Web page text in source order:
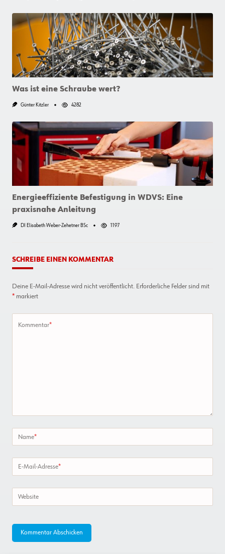
Schwerlastankern
Zu
Beachten
Ist
Was ist eine Schraube wert?
Günter Kitzler 4282
Energieeffiziente Befestigung in WDVS: Eine
praxisnahe Anleitung
DI Elisabeth Weber-Zehetner BSc 1197
SCHREIBE EINEN KOMMENTAR
Deine E-Mail-Adresse wird nicht veröffentlicht. Erforderliche Felder sind mit
* markiert
Kommentar*
Name*
E-Mail-Adresse*
Website